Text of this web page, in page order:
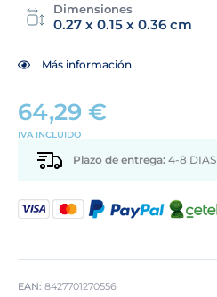
Dimensiones
0.27 x 0.15 x 0.36 cm
Más información
64,29 €
IVA INCLUIDO
Plazo de entrega: 4-8 DIAS
EAN: 8427701270556